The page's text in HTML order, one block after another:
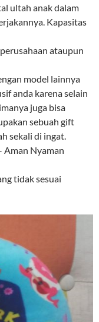
ultah anak dalam
Kapasitas
ataupun
model lainnya
anda karena selain
juga bisa
sebuah gift
sekali di ingat.
Aman Nyaman
tidak sesuai